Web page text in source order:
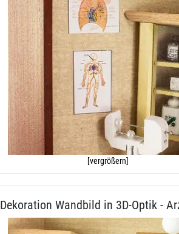
[vergrößern]
Dekoration Wandbild in 3D-Optik -